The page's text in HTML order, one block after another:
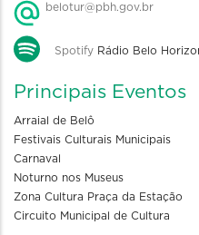
belotur@pbh.gov.br
Spotify Rádio Belo
Principais Eventos
Arraial de Belô
Festivais Culturais Municipais
Carnaval
Noturno nos Museus
Zona Cultura Praça da Estação
Circuito Municipal de Cultura